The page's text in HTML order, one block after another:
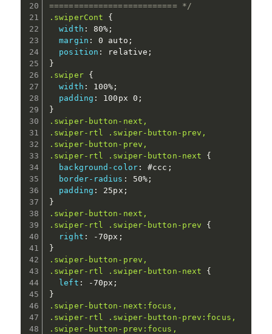
========================== */
.swiperCont
{
width : 80% ;
margin : 0 auto ;
position : relative ;
}
.swiper
{
width : 100% ;
padding : 100px 0 ;
}
.swiper-button-next,
.swiper-rtl .swiper-button-prev,
.swiper-button-prev,
.swiper-rtl .swiper-button-next
{
background-color: #ccc ;
border-radius : 50% ;
padding : 25px ;
}
.swiper-button-next,
.swiper-rtl .swiper-button-prev
{
right : -70px ;
}
.swiper-button-prev,
.swiper-rtl .swiper-button-next
{
left : -70px ;
}
.swiper-button-next:focus,
.swiper-rtl .swiper-button-prev:focus,
.swiper-button-prev:focus,